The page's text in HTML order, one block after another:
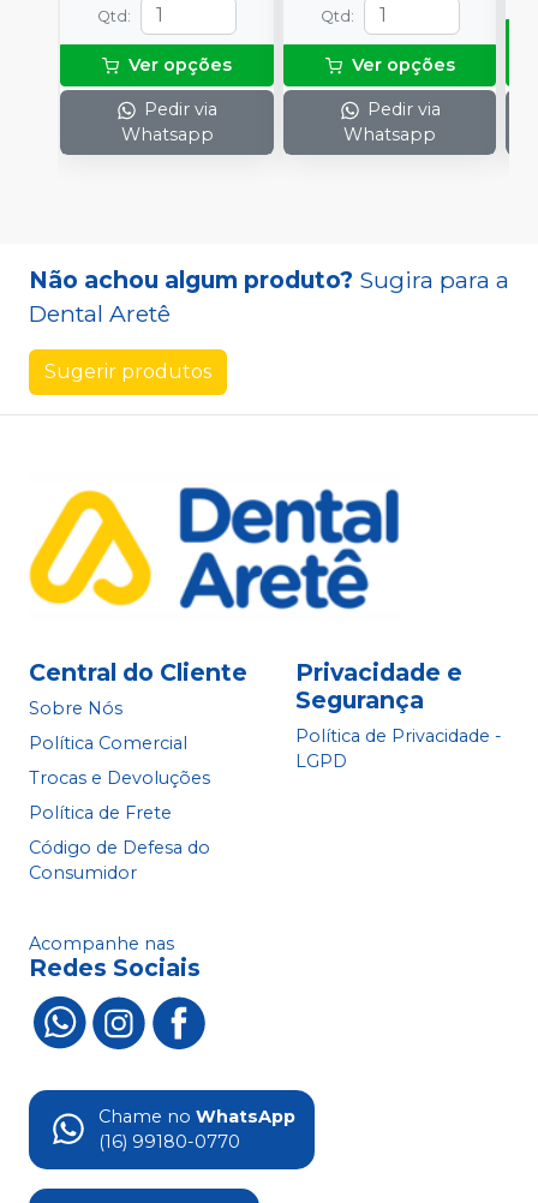
Qtd:
Ver opções
Pedir via
Whatsapp
Qtd:
Ver opções
Pedir via
Whatsapp
Não achou algum produto? Sugira para a
Dental Aretê
Sugerir produtos
Central do Cliente
Sobre Nós
Política Comercial
Trocas e Devoluções
Política de Frete
Código de Defesa do
Consumidor
Privacidade e
Segurança
Política de Privacidade -
LGPD
Acompanhe nas
Redes Sociais
Chame no WhatsApp
(16) 99180-0770